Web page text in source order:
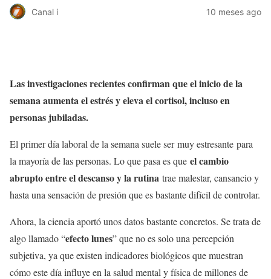
Canal i 10 meses ago
Las investigaciones recientes confirman que el inicio de la
semana aumenta el estrés y eleva el cortisol, incluso en
personas jubiladas.
El primer día laboral de la semana suele ser muy estresante para
la mayoría de las personas. Lo que pasa es que el cambio
abrupto entre el descanso y la rutina trae malestar, cansancio y
hasta una sensación de presión que es bastante difícil de controlar.
Ahora, la ciencia aportó unos datos bastante concretos. Se trata de
algo llamado “efecto lunes” que no es solo una percepción
subjetiva, ya que existen indicadores biológicos que muestran
cómo este día influye en la salud mental y física de millones de